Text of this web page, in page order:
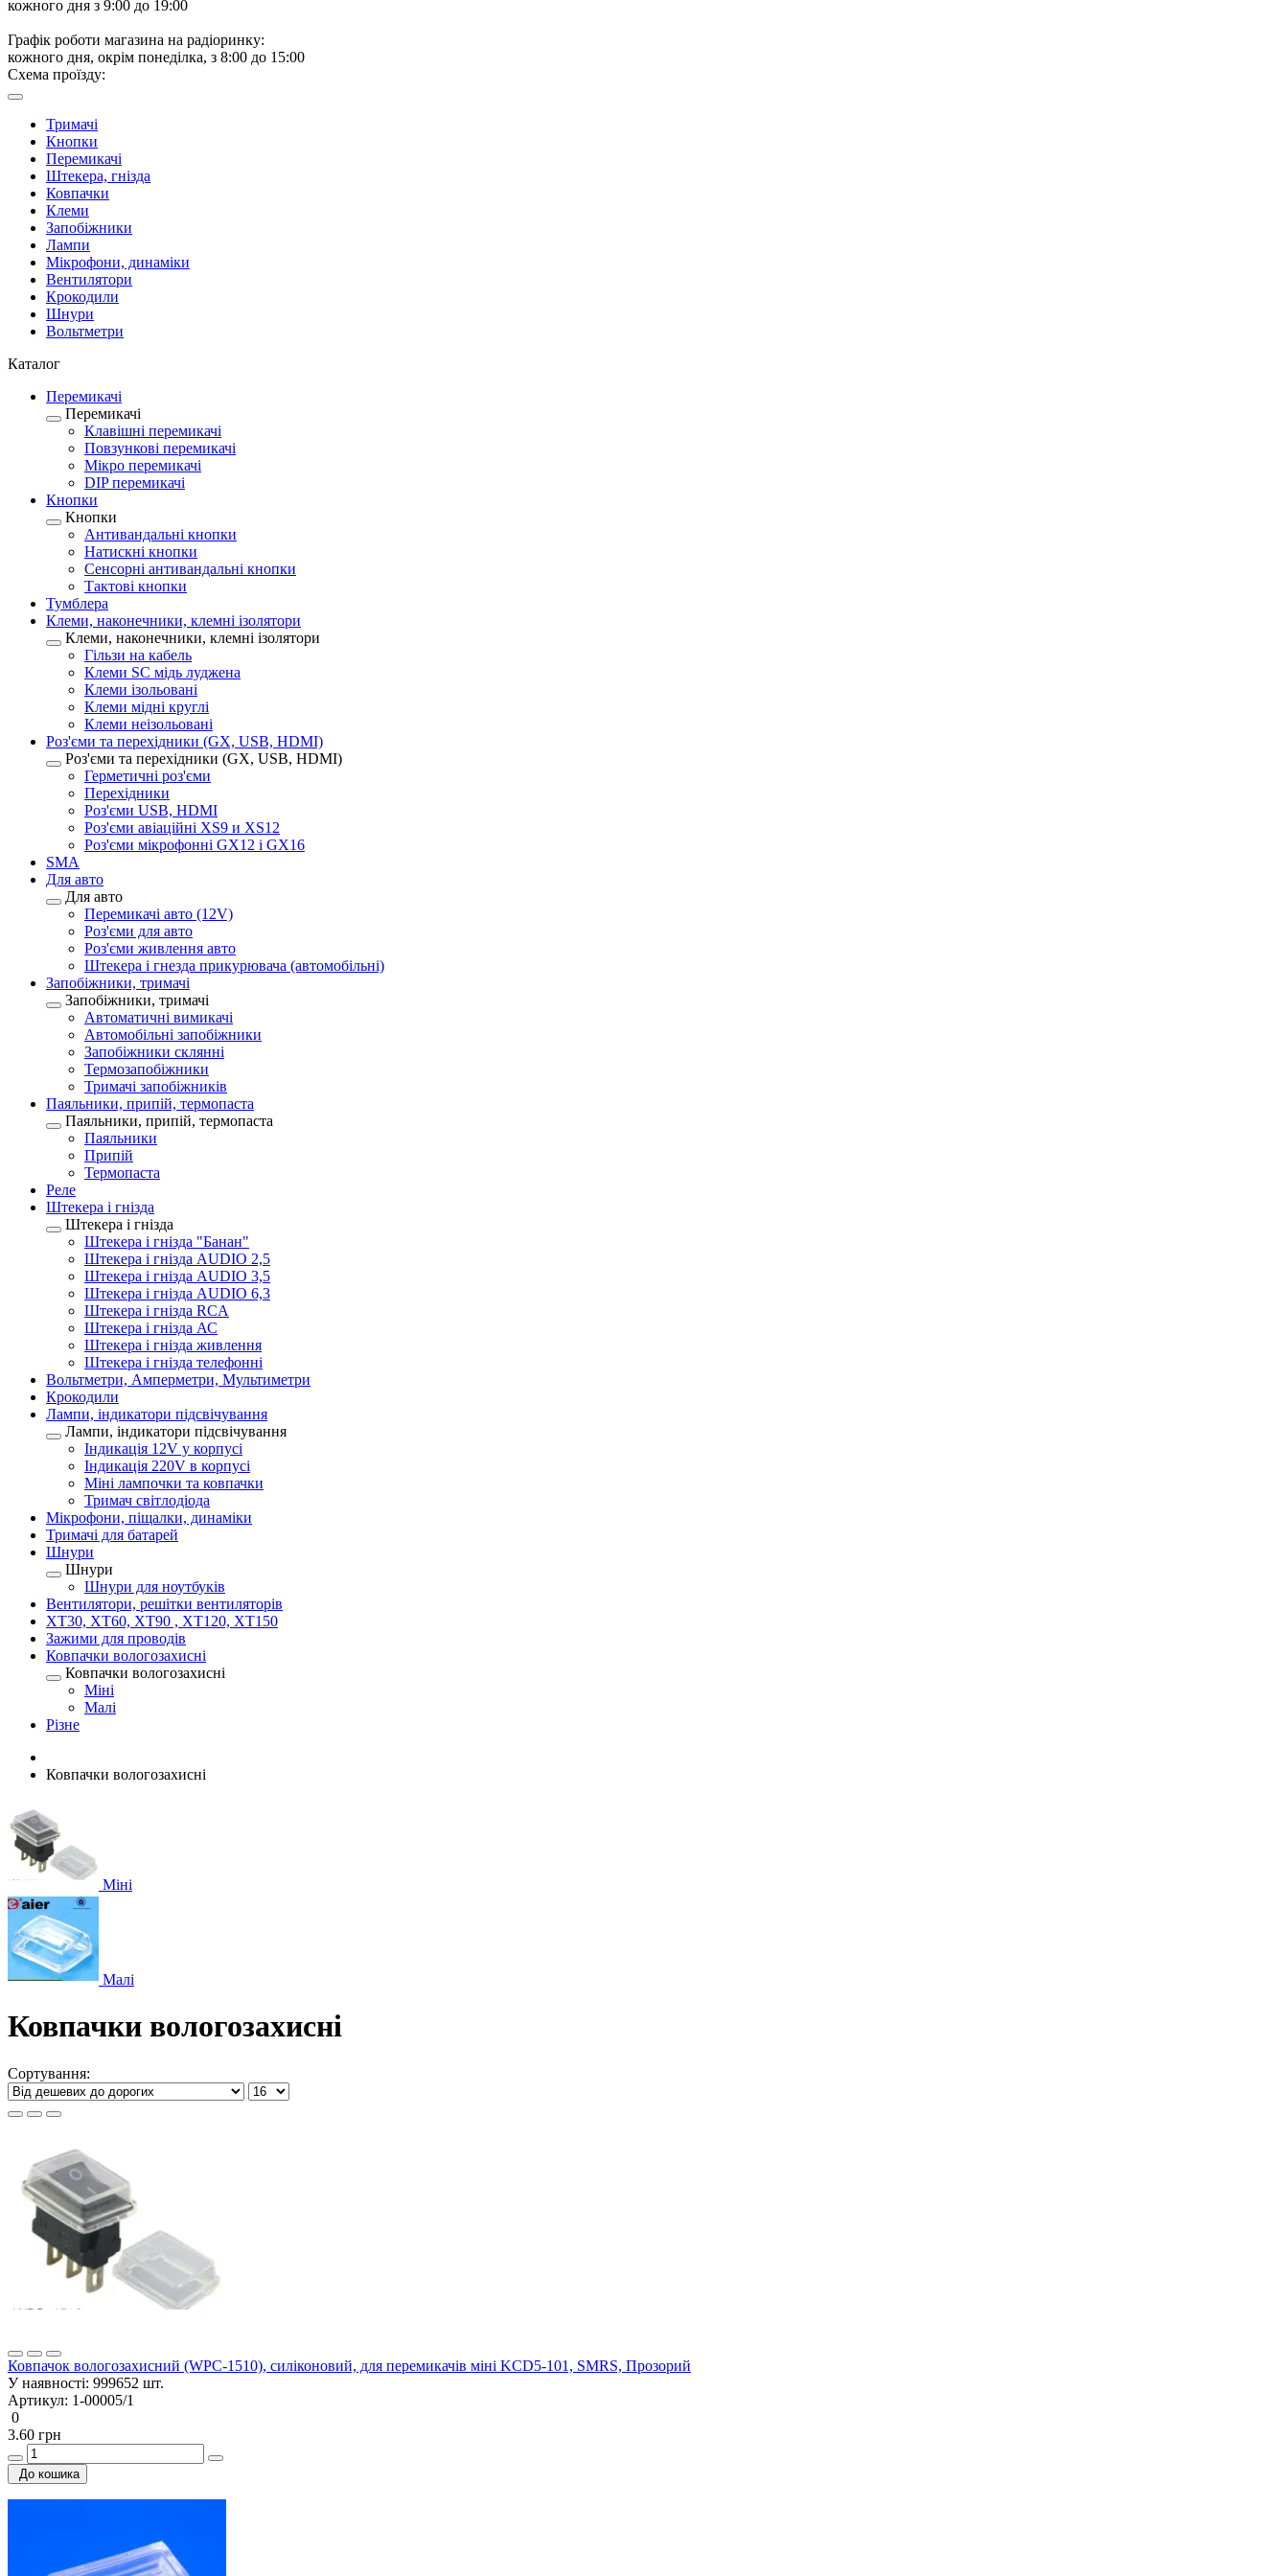
кожного дня з 9:00 до 19:00
Графік роботи магазина на радіоринку:
кожного дня, окрім понеділка, з 8:00 до 15:00
Схема проїзду:
Тримачі
Кнопки
Перемикачі
Штекера, гнізда
Ковпачки
Клеми
Запобіжники
Лампи
Мікрофони, динаміки
Вентилятори
Крокодили
Шнури
Вольтметри
Каталог
Перемикачі
Перемикачі
Клавішні перемикачі
Повзункові перемикачі
Мікро перемикачі
DIP перемикачі
Кнопки
Кнопки
Антивандальні кнопки
Натискні кнопки
Сенсорні антивандальні кнопки
Тактові кнопки
Тумблера
Клеми, наконечники, клемні ізолятори
Клеми, наконечники, клемні ізолятори
Гільзи на кабель
Клеми SC мідь луджена
Клеми ізольовані
Клеми мідні круглі
Клеми неізольовані
Роз'єми та перехідники (GX, USB, HDMI)
Роз'єми та перехідники (GX, USB, HDMI)
Герметичні роз'єми
Перехідники
Роз'єми USB, HDMI
Роз'єми авіаційні XS9 и XS12
Роз'єми мікрофонні GX12 і GX16
SMA
Для авто
Для авто
Перемикачі авто (12V)
Роз'єми для авто
Роз'єми живлення авто
Штекера і гнезда прикурювача (автомобільні)
Запобіжники, тримачі
Запобіжники, тримачі
Автоматичні вимикачі
Автомобільні запобіжники
Запобіжники склянні
Термозапобіжники
Тримачі запобіжників
Паяльники, припій, термопаста
Паяльники, припій, термопаста
Паяльники
Припій
Термопаста
Реле
Штекера і гнізда
Штекера і гнізда
Штекера і гнізда "Банан"
Штекера і гнізда AUDIO 2,5
Штекера і гнізда AUDIO 3,5
Штекера і гнізда AUDIO 6,3
Штекера і гнізда RCA
Штекера і гнізда АС
Штекера і гнізда живлення
Штекера і гнізда телефонні
Вольтметри, Амперметри, Мультиметри
Крокодили
Лампи, індикатори підсвічування
Лампи, індикатори підсвічування
Індикація 12V у корпусі
Індикація 220V в корпусі
Міні лампочки та ковпачки
Тримач світлодіода
Мікрофони, піщалки, динаміки
Тримачі для батарей
Шнури
Шнури
Шнури для ноутбуків
Вентилятори, решітки вентиляторів
XT30, XT60, XT90 , XT120, XT150
Зажими для проводів
Ковпачки вологозахисні
Ковпачки вологозахисні
Міні
Малі
Різне
Ковпачки вологозахисні
Міні
Малі
Ковпачки вологозахисні
Сортування:
Ковпачок вологозахисний (WPC-1510), силіконовий, для перемикачів міні KCD5-101, SMRS, Прозорий
У наявності: 999652 шт.
Артикул: 1-00005/1
0
3.60 грн
До кошика